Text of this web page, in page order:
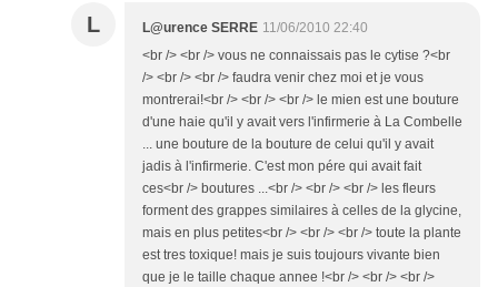
L L@urence SERRE 11/06/2010 22:40
<br /> <br /> vous ne connaissais pas le cytise ?<br
/> <br /> <br /> faudra venir chez moi et je vous
montrerai!<br /> <br /> <br /> le mien est une bouture
d'une haie qu'il y avait vers l'infirmerie à La Combelle
... une bouture de la bouture de celui qu'il y avait
jadis à l'infirmerie. C'est mon pére qui avait fait
ces<br /> boutures ...<br /> <br /> <br /> les fleurs
forment des grappes similaires à celles de la glycine,
mais en plus petites<br /> <br /> <br /> toute la plante
est tres toxique! mais je suis toujours vivante bien
que je le taille chaque annee !<br /> <br /> <br />